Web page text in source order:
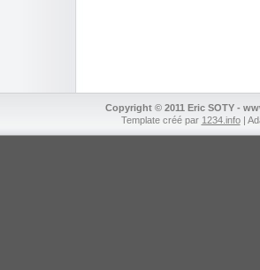
Copyright © 2011 Eric SOTY -
Template créé par 1234.info|